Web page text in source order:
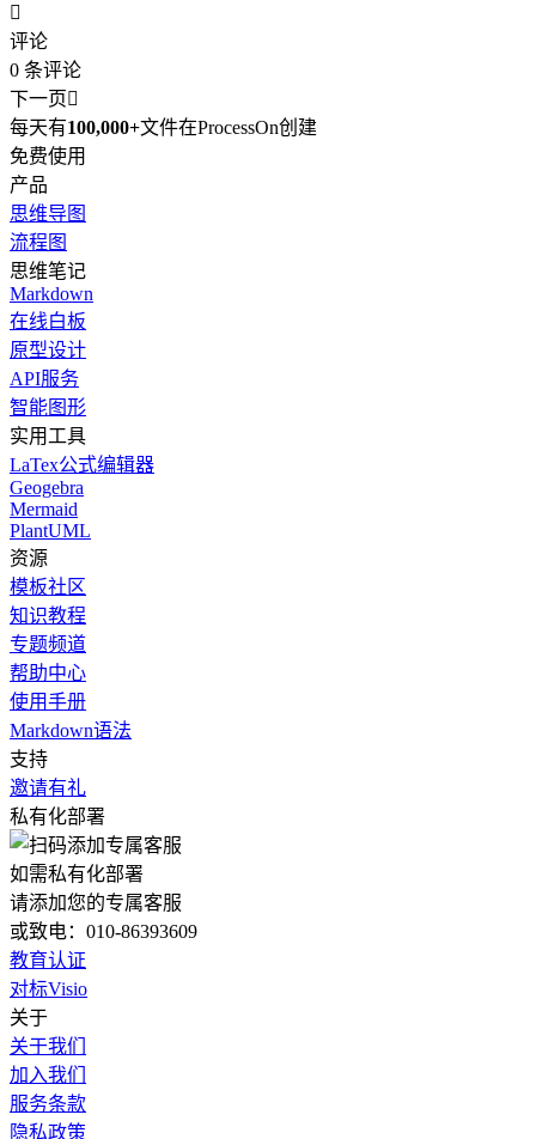

评论
0 条评论
下一页
每天有100,000+文件在ProcessOn创建
免费使用
产品
思维导图
流程图
思维笔记
Markdown
在线白板
原型设计
API服务
智能图形
实用工具
LaTex公式编辑器
Geogebra
Mermaid
PlantUML
资源
模板社区
知识教程
专题频道
帮助中心
使用手册
Markdown语法
支持
邀请有礼
私有化部署
如需私有化部署
请添加您的专属客服
或致电：010-86393609
教育认证
对标Visio
关于
关于我们
加入我们
服务条款
隐私政策